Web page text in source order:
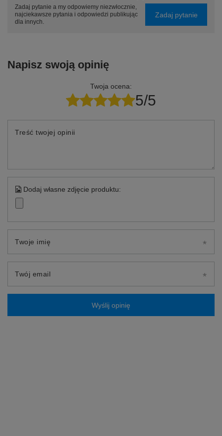
Zadaj pytanie a my odpowiemy niezwłocznie,
najciekawsze pytania i odpowiedzi publikując
dla innych.
Zadaj pytanie
Napisz swoją opinię
Twoja ocena:
5/5
Treść twojej opinii
Dodaj własne zdjęcie produktu:
Twoje imię
Twój email
Wyślij opinię